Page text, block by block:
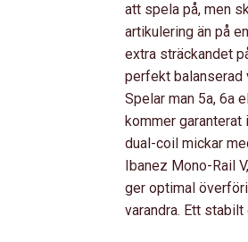
att spela på, men
artikulering än på
extra sträckandet
perfekt balanserad
Spelar man 5a, 6a
kommer
dual-coil mickar
Ibanez Mono-Rail
ger optimal
varandra. Ett